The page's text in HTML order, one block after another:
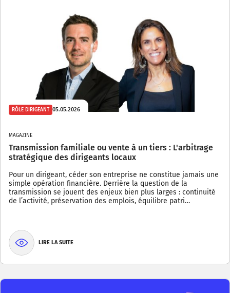
RÔLE DIRIGEANT 05.05.2026
MAGAZINE
Transmission familiale ou vente à un tiers : L'arbitrage
stratégique des dirigeants locaux
Pour un dirigeant, céder son entreprise ne constitue jamais une
simple opération financière. Derrière la question de la
transmission se jouent des enjeux bien plus larges : continuité
de l’activité, préservation des emplois, équilibre patri…
LIRE LA SUITE